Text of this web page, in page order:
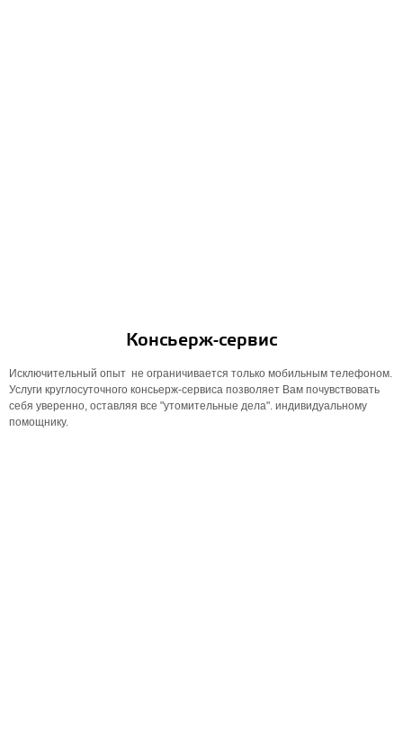
Консьерж-сервис
Исключительный опыт не ограничивается только мобильным телефоном.
Услуги круглосуточного консьерж-сервиса позволяет Вам почувствовать
себя уверенно, оставляя все "утомительные дела". индивидуальному
помощнику.